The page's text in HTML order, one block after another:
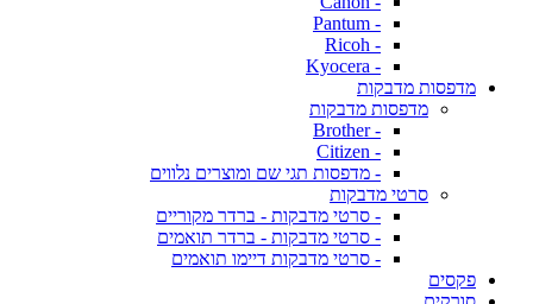
- Pantum
- Ricoh
- Kyocera
מדפסות מדבקות
מדפסות מדבקות
- Brother
- Citizen
- מדפסות תגי שם ומוצרים נלווים
סרטי מדבקות
- סרטי מדבקות - ברדר מקוריים
- סרטי מדבקות - ברדר תואמים
- סרטי מדבקות דיימו תואמים
פקסים